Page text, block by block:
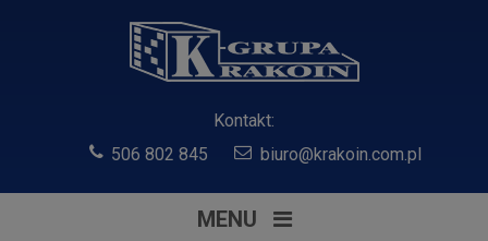
Kontakt:
506 802 845
biuro@krakoin.com.pl
MENU